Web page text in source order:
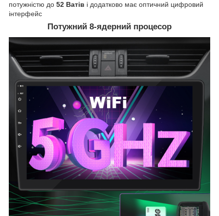
потужністю до 52 Ватів і додатково має оптичний цифровий
інтерфейс
Потужний 8-ядерний процесор